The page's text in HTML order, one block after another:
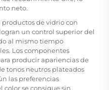
neto.
de vidrio con
un control superior del
al mismo tiempo
Los componentes
producir apariencias de
tonos neutros plateados
las preferencias
color se consigue sin